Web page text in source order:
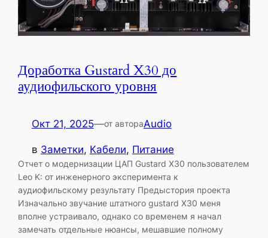
Доработка Gustаrd X30 до
аудиофильского уровня
Окт 21, 2025—от автораAudio
в Заметки, Кабели, Питание
Отчет о модернизации ЦАП Gustard X30 пользователем
Leo K: от инженерного эксперимента к
аудиофильскому результату Предыстория проекта
Изначально звучание штатного gustard X30 меня
вполне устраивало, однако со временем я начал
замечать отдельные нюансы, мешавшие полному